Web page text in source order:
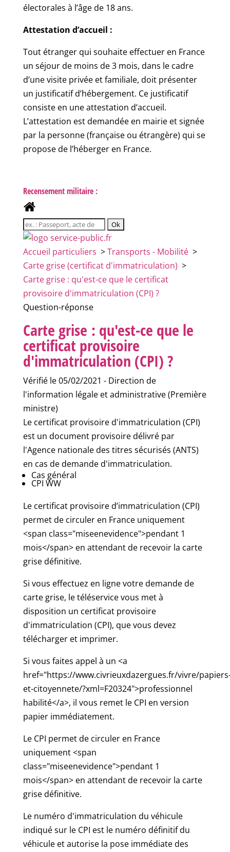
électorales à l’âge de 18 ans.
Attestation d’accueil :
Tout étranger qui souhaite effectuer en France
un séjour de moins de 3 mois, dans le cadre
d’une visite privée et familiale, doit présenter
un justificatif d’hébergement. Ce justificatif
consiste en une attestation d’accueil.
L’attestation est demandée en mairie et signée
par la personne (française ou étrangère) qui se
propose de l’héberger en France.
Recensement militaire :
Accueil particuliers >Transports - Mobilité >
Carte grise (certificat d'immatriculation) >
Carte grise : qu'est-ce que le certificat
provisoire d'immatriculation (CPI) ?
Question-réponse
Carte grise : qu'est-ce que le
certificat provisoire
d'immatriculation (CPI) ?
Vérifié le 05/02/2021 - Direction de
l'information légale et administrative (Première
ministre)
Le certificat provisoire d'immatriculation (CPI)
est un document provisoire délivré par
l'Agence nationale des titres sécurisés (ANTS)
en cas de demande d'immatriculation.
Cas général
CPI WW
Le certificat provisoire d’immatriculation (CPI)
permet de circuler en France uniquement
<span class="miseenevidence">pendant 1
mois</span> en attendant de recevoir la carte
grise définitive.
Si vous effectuez en ligne votre demande de
carte grise, le téléservice vous met à
disposition un certificat provisoire
d'immatriculation (CPI), que vous devez
télécharger et imprimer.
Si vous faites appel à un <a
href="https://www.civrieuxdazergues.fr/vivre/
et-citoyennete/?xml=F20324">professionnel
habilité</a>, il vous remet le CPI en version
papier immédiatement.
Le CPI permet de circuler en France
uniquement <span
class="miseenevidence">pendant 1
mois</span> en attendant de recevoir la carte
grise définitive.
Le numéro d'immatriculation du véhicule
indiqué sur le CPI est le numéro définitif du
véhicule et autorise la pose immédiate des